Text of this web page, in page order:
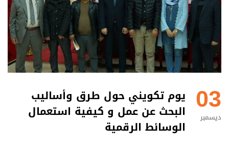
03
ديسمبر
يوم تكويني حول طرق وأساليب
البحث عن عمل و كيفية استعمال
الوسائط الرقمية